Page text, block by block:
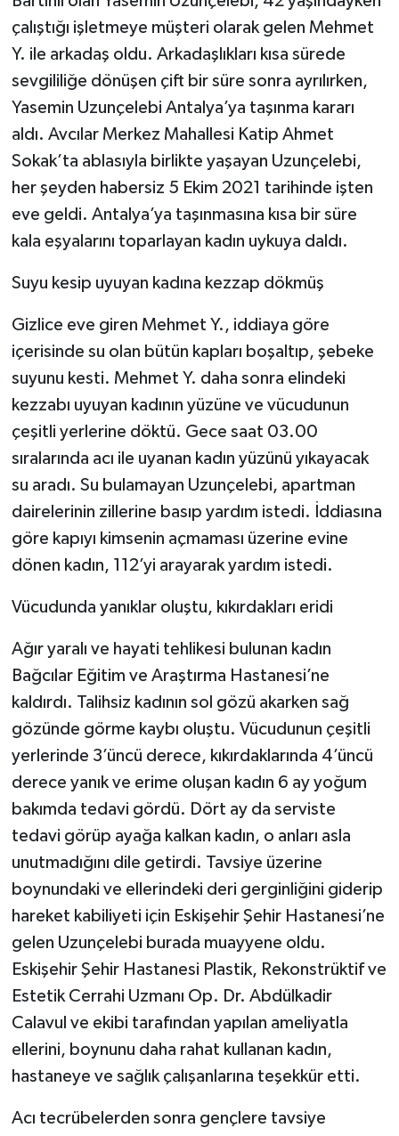
çalıştığı işletmeye müşteri olarak gelen Mehmet
Y. ile arkadaş oldu. Arkadaşlıkları kısa sürede
sevgililiğe dönüşen çift bir süre sonra ayrılırken,
Yasemin Uzunçelebi Antalya’ya taşınma kararı
aldı. Avcılar Merkez Mahallesi Katip Ahmet
Sokak’ta ablasıyla birlikte yaşayan Uzunçelebi,
her şeyden habersiz 5 Ekim 2021 tarihinde işten
eve geldi. Antalya’ya taşınmasına kısa bir süre
kala eşyalarını toparlayan kadın uykuya daldı.
Suyu kesip uyuyan kadına kezzap dökmüş
Gizlice eve giren Mehmet Y., iddiaya göre
içerisinde su olan bütün kapları boşaltıp, şebeke
suyunu kesti. Mehmet Y. daha sonra elindeki
kezzabı uyuyan kadının yüzüne ve vücudunun
çeşitli yerlerine döktü. Gece saat 03.00
sıralarında acı ile uyanan kadın yüzünü yıkayacak
su aradı. Su bulamayan Uzunçelebi, apartman
dairelerinin zillerine basıp yardım istedi. İddiasına
göre kapıyı kimsenin açmaması üzerine evine
dönen kadın, 112’yi arayarak yardım istedi.
Vücudunda yanıklar oluştu, kıkırdakları eridi
Ağır yaralı ve hayati tehlikesi bulunan kadın
Bağcılar Eğitim ve Araştırma Hastanesi’ne
kaldırdı. Talihsiz kadının sol gözü akarken sağ
gözünde görme kaybı oluştu. Vücudunun çeşitli
yerlerinde 3’üncü derece, kıkırdaklarında 4’üncü
derece yanık ve erime oluşan kadın 6 ay yoğum
bakımda tedavi gördü. Dört ay da serviste
tedavi görüp ayağa kalkan kadın, o anları asla
unutmadığını dile getirdi. Tavsiye üzerine
boynundaki ve ellerindeki deri gerginliğini giderip
hareket kabiliyeti için Eskişehir Şehir Hastanesi’ne
gelen Uzunçelebi burada muayyene oldu.
Eskişehir Şehir Hastanesi Plastik, Rekonstrüktif ve
Estetik Cerrahi Uzmanı Op. Dr. Abdülkadir
Calavul ve ekibi tarafından yapılan ameliyatla
ellerini, boynunu daha rahat kullanan kadın,
hastaneye ve sağlık çalışanlarına teşekkür etti.
Acı tecrübelerden sonra gençlere tavsiye